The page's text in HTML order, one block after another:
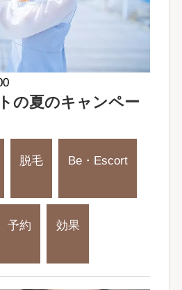
の夏のキャンペー
脱毛 Be・Escort
予約 効果